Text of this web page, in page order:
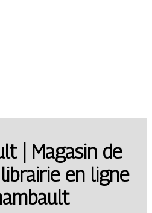
| Magasin de
en ligne